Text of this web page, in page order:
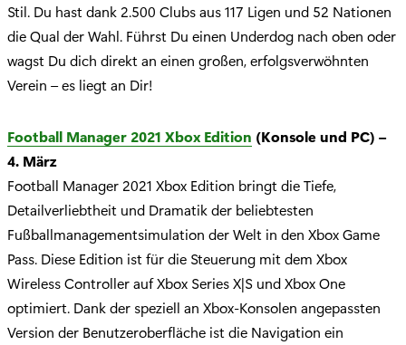
Stil. Du hast dank 2.500 Clubs aus 117 Ligen und 52 Nationen
die Qual der Wahl. Führst Du einen Underdog nach oben oder
wagst Du dich direkt an einen großen, erfolgsverwöhnten
Verein – es liegt an Dir!
Football Manager 2021 Xbox Edition (Konsole und PC) –
4. März
Football Manager 2021 Xbox Edition bringt die Tiefe,
Detailverliebtheit und Dramatik der beliebtesten
Fußballmanagementsimulation der Welt in den Xbox Game
Pass. Diese Edition ist für die Steuerung mit dem Xbox
Wireless Controller auf Xbox Series X|S und Xbox One
optimiert. Dank der speziell an Xbox-Konsolen angepassten
Version der Benutzeroberfläche ist die Navigation ein